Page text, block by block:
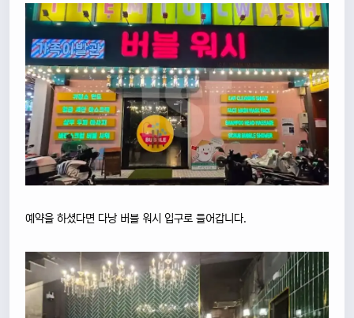
예약을 하셨다면 다낭 버블 워시 입구로 들어갑니다.